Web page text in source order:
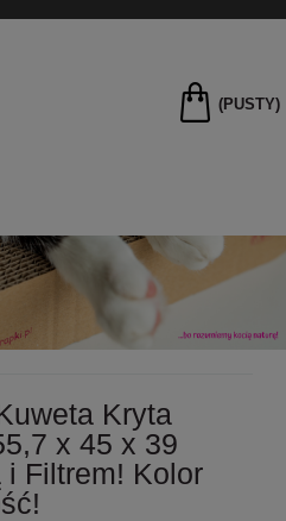
(PUSTY)
Kryta
x 45 x 39
Filtrem! Kolor